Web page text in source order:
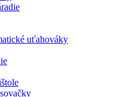
uťahováky